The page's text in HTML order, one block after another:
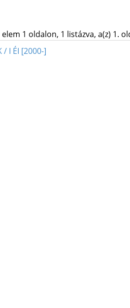
elem 1 oldalon, 1 listázva, a(z) 1.
/ I ÉI [2000-]